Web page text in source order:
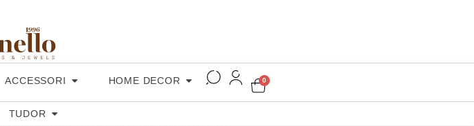
ACCESSORI HOME DECOR 0
TUDOR